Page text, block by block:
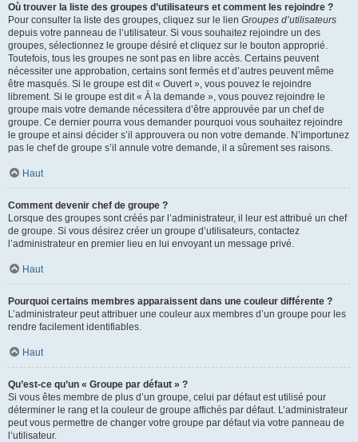
Où trouver la liste des groupes d’utilisateurs et comment les rejoindre ?
Pour consulter la liste des groupes, cliquez sur le lien Groupes d’utilisateurs
depuis votre panneau de l’utilisateur. Si vous souhaitez rejoindre un des
groupes, sélectionnez le groupe désiré et cliquez sur le bouton approprié.
Toutefois, tous les groupes ne sont pas en libre accès. Certains peuvent
nécessiter une approbation, certains sont fermés et d’autres peuvent même
être masqués. Si le groupe est dit « Ouvert », vous pouvez le rejoindre
librement. Si le groupe est dit « À la demande », vous pouvez rejoindre le
groupe mais votre demande nécessitera d’être approuvée par un chef de
groupe. Ce dernier pourra vous demander pourquoi vous souhaitez rejoindre
le groupe et ainsi décider s’il approuvera ou non votre demande. N’importunez
pas le chef de groupe s’il annule votre demande, il a sûrement ses raisons.
Haut
Comment devenir chef de groupe ?
Lorsque des groupes sont créés par l’administrateur, il leur est attribué un chef
de groupe. Si vous désirez créer un groupe d’utilisateurs, contactez
l’administrateur en premier lieu en lui envoyant un message privé.
Haut
Pourquoi certains membres apparaissent dans une couleur différente ?
L’administrateur peut attribuer une couleur aux membres d’un groupe pour les
rendre facilement identifiables.
Haut
Qu’est-ce qu’un « Groupe par défaut » ?
Si vous êtes membre de plus d’un groupe, celui par défaut est utilisé pour
déterminer le rang et la couleur de groupe affichés par défaut. L’administrateur
peut vous permettre de changer votre groupe par défaut via votre panneau de
l’utilisateur.